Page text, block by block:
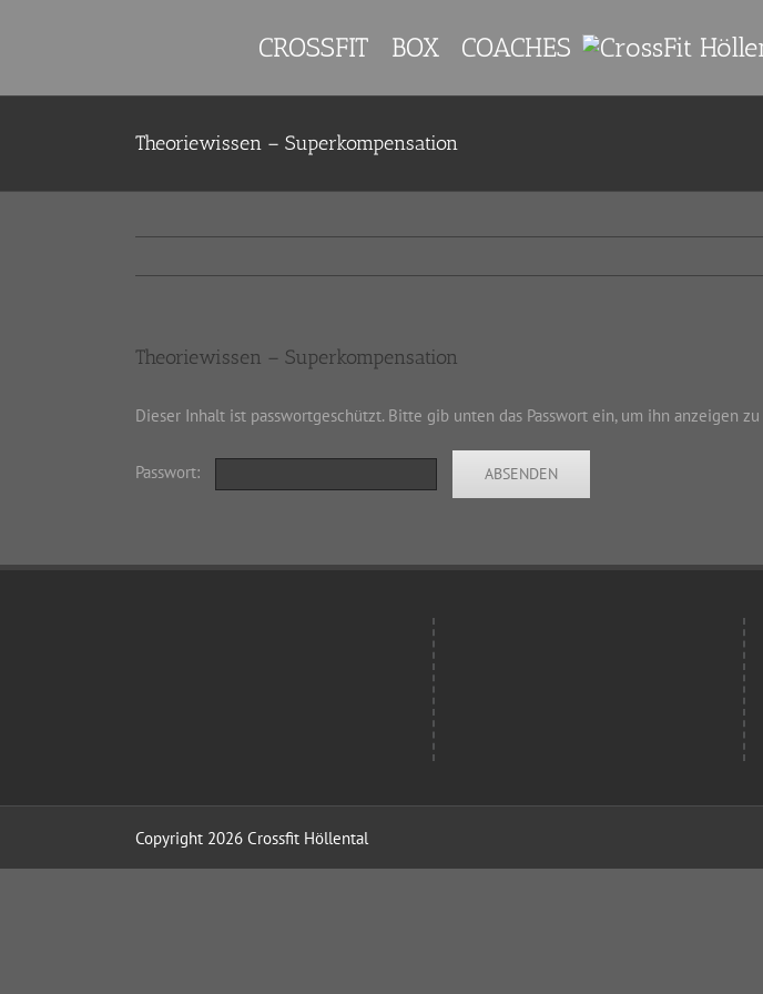
CROSSFIT BOX COACHES
Theoriewissen – Superkompensation
Theoriewissen – Superkompensation
Dieser Inhalt ist passwortgeschützt. Bitte gib unten das Passwort ein, um ihn anzeigen zu
Passwort:
Copyright 2026 Crossfit Höllental